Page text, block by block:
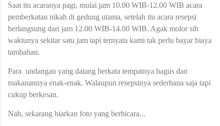
Saat itu acaranya pagi, mulai jam 10.00 WIB-12.00 WIB acara
pemberkatan nikah di gedung utama, setelah itu acara resepsi
berlangsung dari jam 12.00 WIB-14.00 WIB. Agak molor sih
waktunya sekitar satu jam tapi ternyata kami tak perlu bayar biaya
tambahan.
Para undangan yang datang berkata tempatnya bagus dan
makanannya enak-enak. Walaupun resepsinya sederhana saja tapi
cukup berkesan.
Nah, sekarang biarkan foto yang berbicara...